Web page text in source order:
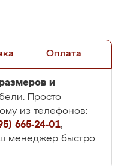
Оплата
и
Просто
из телефонов:
665-24-01,
менеджер быстро